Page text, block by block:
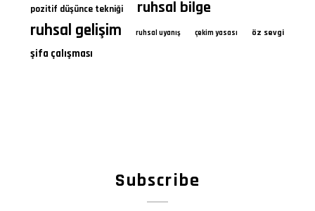
pozitif düşünce tekniği
ruhsal bilge
ruhsal gelişim
ruhsal uyanış çekim yasası öz sevgi
şifa çalışması
Subscribe